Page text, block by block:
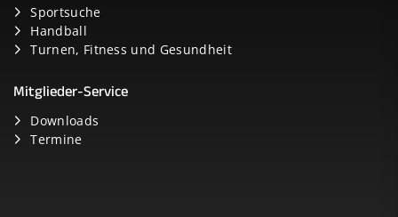
Sportsuche
Handball
Turnen, Fitness und Gesundheit
Mitglieder-Service
Downloads
Termine